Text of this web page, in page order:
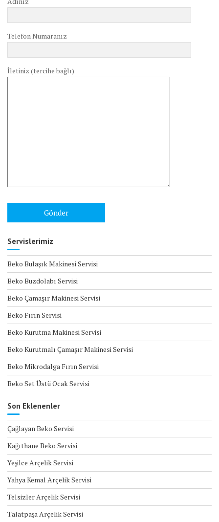
Telefon Numaranız
İletiniz (tercihe bağlı)
Servislerimiz
Beko Bulaşık Makinesi Servisi
Beko Buzdolabı Servisi
Beko Çamaşır Makinesi Servisi
Beko Fırın Servisi
Beko Kurutma Makinesi Servisi
Beko Kurutmalı Çamaşır Makinesi Servisi
Beko Mikrodalga Fırın Servisi
Beko Set Üstü Ocak Servisi
Son Eklenenler
Çağlayan Beko Servisi
Kağıthane Beko Servisi
Yeşilce Arçelik Servisi
Yahya Kemal Arçelik Servisi
Telsizler Arçelik Servisi
Talatpaşa Arçelik Servisi